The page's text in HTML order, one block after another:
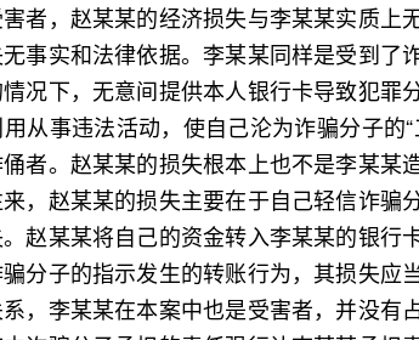
者，赵某某的经济损失与李某某实质上
事实和法律依据。李某某同样是受到了
况下，无意间提供本人银行卡导致犯罪
从事违法活动，使自己沦为诈骗分子的
者。赵某某的损失根本上也不是李某某
，赵某某的损失主要在于自己轻信诈骗
赵某某将自己的资金转入李某某的银行
分子的指示发生的转账行为，其损失应
，李某某在本案中也是受害者，并没有